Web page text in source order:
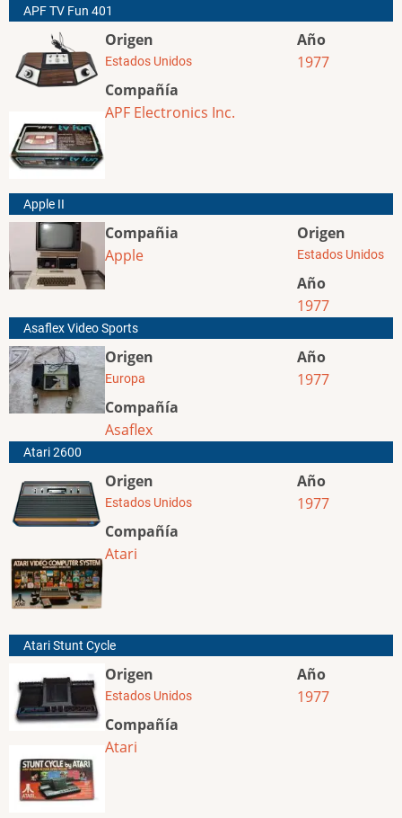
APF TV Fun 401
Origen
Estados Unidos
Compañía
APF Electronics Inc.
Año
1977
Apple II
Compañia
Apple
Origen
Estados Unidos
Año
1977
Asaflex Video Sports
Origen
Europa
Compañía
Asaflex
Año
1977
Atari 2600
Origen
Estados Unidos
Compañía
Atari
Año
1977
Atari Stunt Cycle
Origen
Estados Unidos
Compañía
Atari
Año
1977